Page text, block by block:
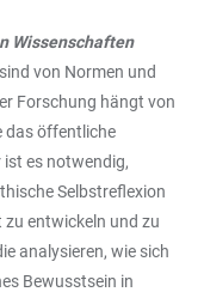
Wissenschaften
von Normen und
Forschung hängt von
das öffentliche
es notwendig,
Selbstreflexion
entwickeln und zu
analysieren, wie sich
Bewusstsein in